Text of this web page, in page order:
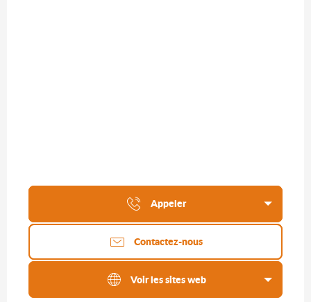
Appeler
Contactez-nous
Voir les sites web